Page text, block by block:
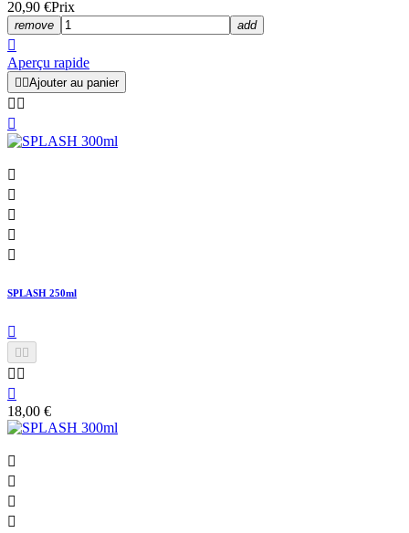
20,90 €Prix
remove add

Aperçu rapide
 Ajouter au panier
 






SPLASH 250ml

 
 

18,00 €



